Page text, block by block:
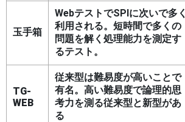
玉手箱
WebテストでSPIに次いで多く
利用される。短時間で多くの
問題を解く処理能力を測定す
るテスト。
TG-
WEB
従来型は難易度が高いことで
有名。高い難易度で論理的思
考力を測る従来型と新型があ
る